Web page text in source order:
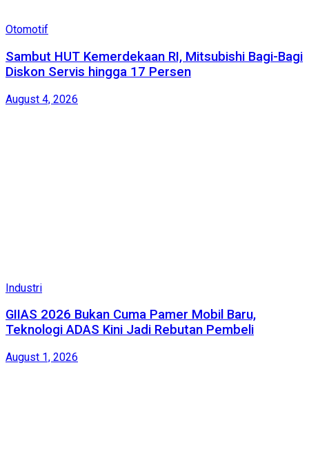
Otomotif
Sambut HUT Kemerdekaan RI, Mitsubishi Bagi-Bagi
Diskon Servis hingga 17 Persen
August 4, 2026
Industri
GIIAS 2026 Bukan Cuma Pamer Mobil Baru,
Teknologi ADAS Kini Jadi Rebutan Pembeli
August 1, 2026